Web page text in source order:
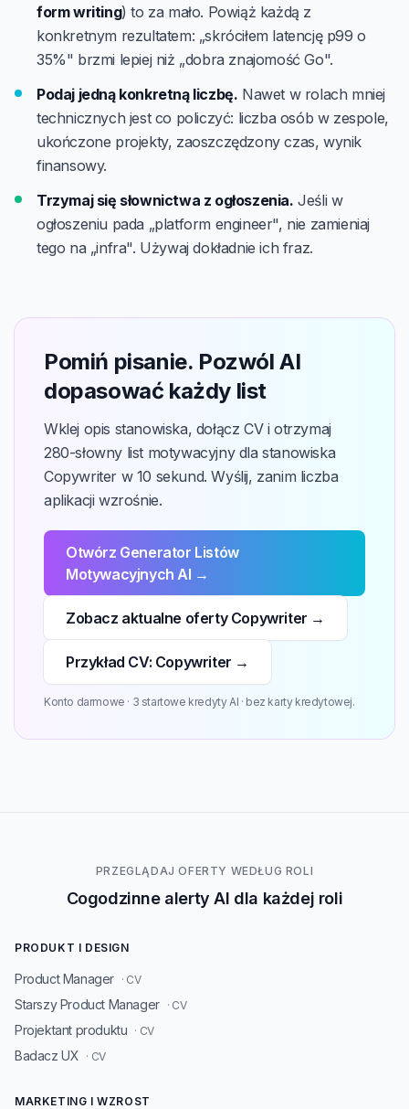
form writing) to za mało. Powiąż każdą z
konkretnym rezultatem: „skróciłem latencję p99 o
35%" brzmi lepiej niż „dobra znajomość Go".
Podaj jedną konkretną liczbę. Nawet w rolach mniej
technicznych jest co policzyć: liczba osób w zespole,
ukończone projekty, zaoszczędzony czas, wynik
finansowy.
Trzymaj się słownictwa z ogłoszenia. Jeśli w
ogłoszeniu pada „platform engineer", nie zamieniaj
tego na „infra". Używaj dokładnie ich fraz.
Pomiń pisanie. Pozwól AI
dopasować każdy list
Wklej opis stanowiska, dołącz CV i otrzymaj
280-słowny list motywacyjny dla stanowiska
Copywriter w 10 sekund. Wyślij, zanim liczba
aplikacji wzrośnie.
Otwórz Generator Listów
Motywacyjnych AI →
Zobacz aktualne oferty Copywriter →
Przykład CV: Copywriter →
Konto darmowe · 3 startowe kredyty AI · bez karty kredytowej.
PRZEGLĄDAJ OFERTY WEDŁUG ROLI
Cogodzinne alerty AI dla każdej roli
PRODUKT I DESIGN
Product Manager · CV
Starszy Product Manager · CV
Projektant produktu · CV
Badacz UX · CV
MARKETING I WZROST